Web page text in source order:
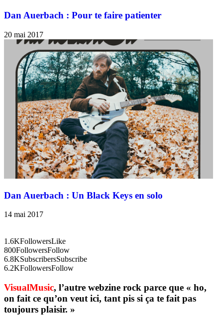
Dan Auerbach : Pour te faire patienter
20 mai 2017
Dan Auerbach : Un Black Keys en solo
14 mai 2017
1.6KFollowersLike
800FollowersFollow
6.8KSubscribersSubscribe
6.2KFollowersFollow
VisualMusic, l’autre webzine rock parce que « ho,
on fait ce qu’on veut ici, tant pis si ça te fait pas
toujours plaisir. »